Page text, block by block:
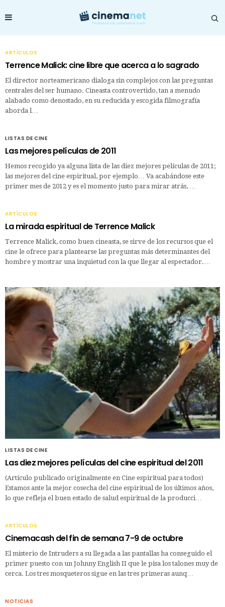
ARTÍCULOS
Terrence Malick: cine libre que acerca a lo sagrado
El director norteamericano dialoga sin complejos con las preguntas
centrales del ser humano. Cineasta controvertido, tan a menudo
alabado como denostado, en su reducida y escogida filmografía
aborda l…
LISTAS DE CINE
Las mejores películas de 2011
Hemos recogido ya alguna lista de las diez mejores películas de 2011;
las mejores del cine espiritual, por ejemplo… Va acabándose este
primer mes de 2012 y es el momento justo para mirar atrás, …
ARTÍCULOS
La mirada espiritual de Terrence Malick
Terrence Malick, como buen cineasta, se sirve de los recursos que el
cine le ofrece para plantearse las preguntas más determinantes del
hombre y mostrar una inquietud con la que llegar al espectador.…
LISTAS DE CINE
Las diez mejores películas del cine espiritual del 2011
(Artículo publicado originalmente en Cine espiritual para todos)
Estamos ante la mejor cosecha del cine espiritual de los últimos años,
lo que refleja el buen estado de salud espiritual de la producci…
ARTÍCULOS
Cinemacash del fin de semana 7-9 de octubre
El misterio de Intruders a su llegada a las pantallas ha conseguido el
primer puesto con un Johnny English II que le pisa los talones muy de
cerca. Los tres mosqueteros sigue en las tres primeras aunq…
NOTICIAS